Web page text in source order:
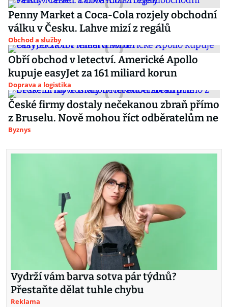
Penny Market a Coca-Cola rozjely obchodní
válku v Česku. Lahve mizí z regálů
Obchod a služby
Obří obchod v letectví. Americké Apollo
kupuje easyJet za 161 miliard korun
Doprava a logistika
České firmy dostaly nečekanou zbraň přímo
z Bruselu. Nově mohou říct odběratelům ne
Byznys
Vydrží vám barva sotva pár týdnů?
Přestaňte dělat tuhle chybu
Reklama